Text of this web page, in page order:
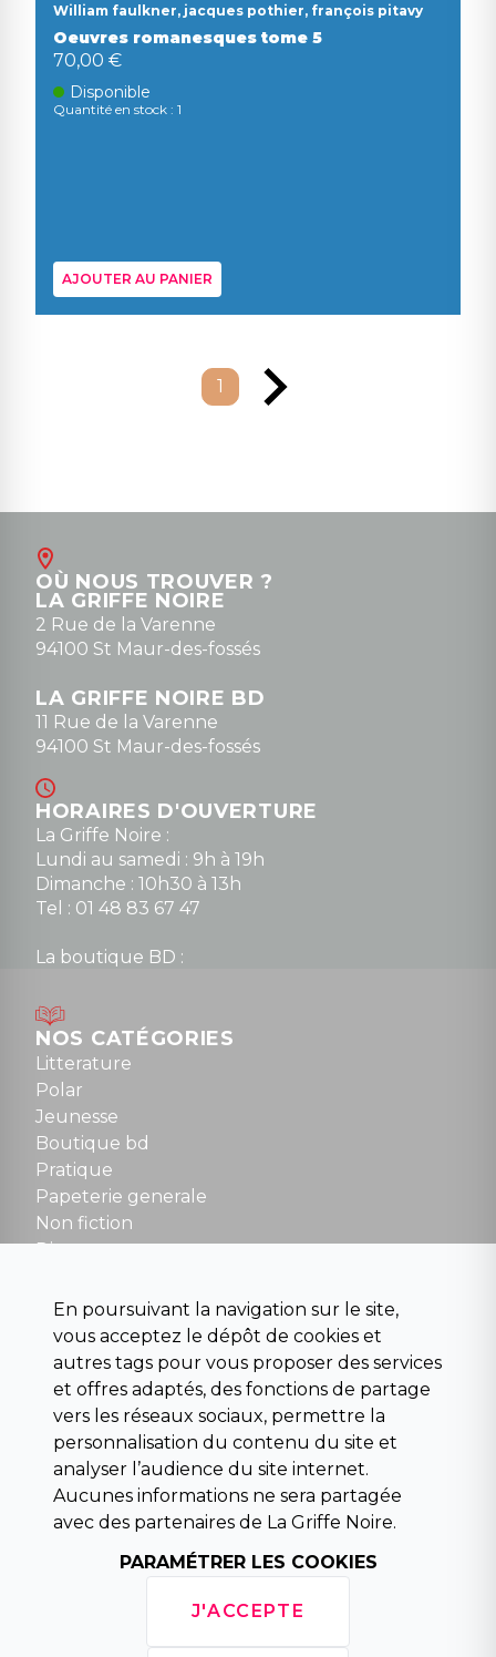
William faulkner, jacques pothier, françois pitavy
Oeuvres romanesques tome 5
70,00 €
Disponible
Quantité en stock : 1
AJOUTER AU PANIER
1
OÙ NOUS TROUVER ?
LA GRIFFE NOIRE
2 Rue de la Varenne
94100 St Maur-des-fossés
LA GRIFFE NOIRE BD
11 Rue de la Varenne
94100 St Maur-des-fossés
HORAIRES D'OUVERTURE
La Griffe Noire :
Lundi au samedi : 9h à 19h
Dimanche : 10h30 à 13h
Tel : 01 48 83 67 47
La boutique BD :
Mardi au samedi : 10h à 13h / 14h à 19h
Dimanche : 10h30 à 12h30
Tel : 01 48 89 13 88
Fermé le dimanche en Juillet et Août
NOUS CONTACTER
contact@la-griffe-noire.com
NOS CATÉGORIES
Litterature
Polar
Jeunesse
Boutique bd
Pratique
Papeterie generale
Non fiction
Divers
Beaux livres et art
Para scolaire
Histoire
Pochoteque
Pleiade
INFORMATIONS
Droit de rétractation
Conditions générales de vente
Horaires d'ouverture
En poursuivant la navigation sur le site,
vous acceptez le dépôt de cookies et
autres tags pour vous proposer des services
et offres adaptés, des fonctions de partage
vers les réseaux sociaux, permettre la
personnalisation du contenu du site et
analyser l’audience du site internet.
Aucunes informations ne sera partagée
avec des partenaires de La Griffe Noire.
PARAMÉTRER LES COOKIES
J'ACCEPTE